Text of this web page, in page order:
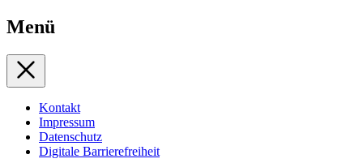
Menü
Kontakt
Impressum
Datenschutz
Digitale Barrierefreiheit